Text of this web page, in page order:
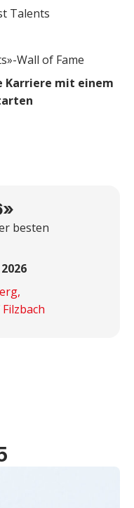
Talents
Wall of Fame
Karriere mit einem
besten